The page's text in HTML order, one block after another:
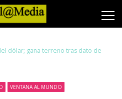
dólar; gana terreno tras dato de
VENTANA AL MUNDO